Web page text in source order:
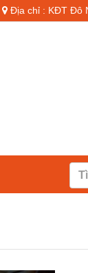
Địa chỉ : KĐT Đô